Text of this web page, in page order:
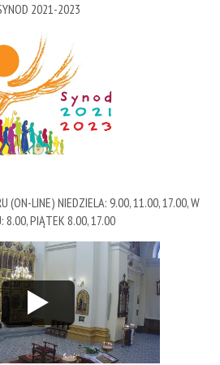
2021-2023
(ON-LINE) NIEDZIELA: 9.00, 11.00, 17.00, W
8.00, PIĄTEK 8.00, 17.00